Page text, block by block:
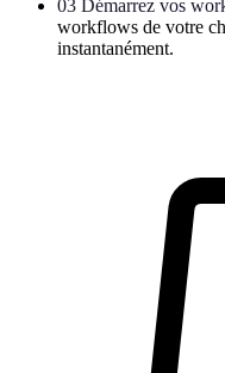
03 Démarrez vos
workflows de votre
instantanément.